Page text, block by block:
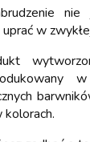
w
kolorach.